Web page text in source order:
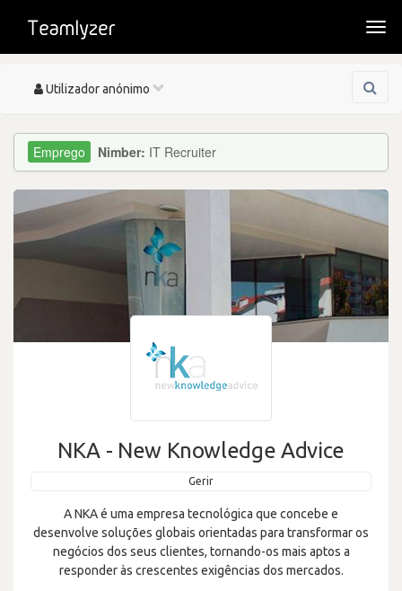
Toggle
Utilizador anónimo
Nimber: IT Recruiter
NKA - New Knowledge Advice
Gerir
A NKA é uma empresa tecnológica que concebe e
desenvolve soluções globais orientadas para transformar os
negócios dos seus clientes, tornando-os mais aptos a
responder às crescentes exigências dos mercados.